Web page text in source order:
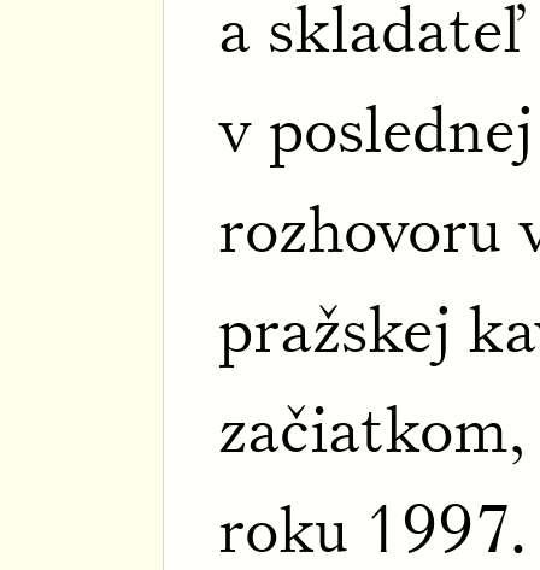
a
v
rozhovoru
pražskej
roku